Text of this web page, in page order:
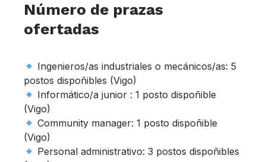
Número de prazas
ofertadas
Ingenieros/as industriales o mecánicos/as: 5
postos dispoñibles (Vigo)
Informático/a junior : 1 posto dispoñible
(Vigo)
Community manager: 1 posto dispoñible
(Vigo)
Personal administrativo: 3 postos dispoñibles